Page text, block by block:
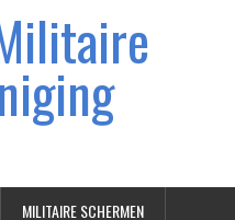
MILITAIRE SCHERMEN